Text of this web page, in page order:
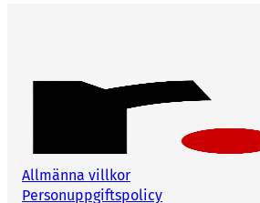
Allmänna villkor
Personuppgiftspolicy